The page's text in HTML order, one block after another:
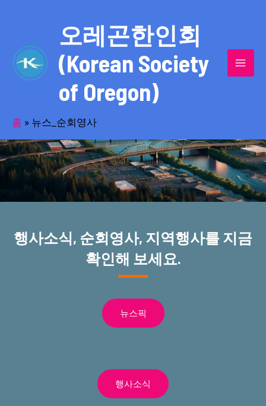
오레곤한인회
(Korean Society
of Oregon)
홈 » 뉴스_순회영사
반세기의 세월을 품고 동포사회를 섬겨온
오레곤한인회!
행사소식, 순회영사, 지역행사를 지금
확인해 보세요.
뉴스픽
행사소식